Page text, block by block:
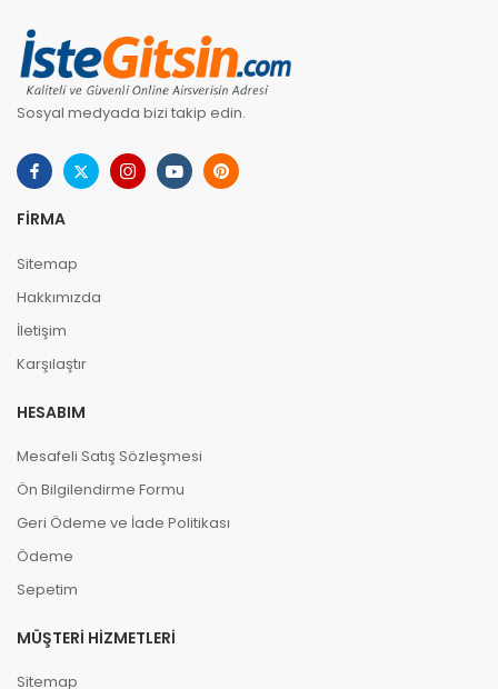
Sosyal medyada bizi takip edin.
FIRMA
Sitemap
Hakkımızda
İletişim
Karşılaştır
HESABIM
Mesafeli Satış Sözleşmesi
Ön Bilgilendirme Formu
Geri Ödeme ve İade Politikası
Ödeme
Sepetim
MÜŞTERI HIZMETLERI
Sitemap